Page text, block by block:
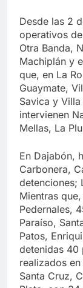
Desde las 2
operativos
Otra Banda,
Machiplán y
que, en La
Guaymate,
Savica y
intervienen
Mellas, La
En Dajabón,
Carbonera,
detenciones;
Mientras
Pedernales,
Paraíso,
Patos,
detenidas 40
realizados
Santa Cruz,